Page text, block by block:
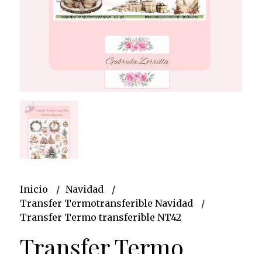
Inicio
Navidad
Transfer Termotransferible Navidad
Transfer Termo transferible NT42
Transfer Termo